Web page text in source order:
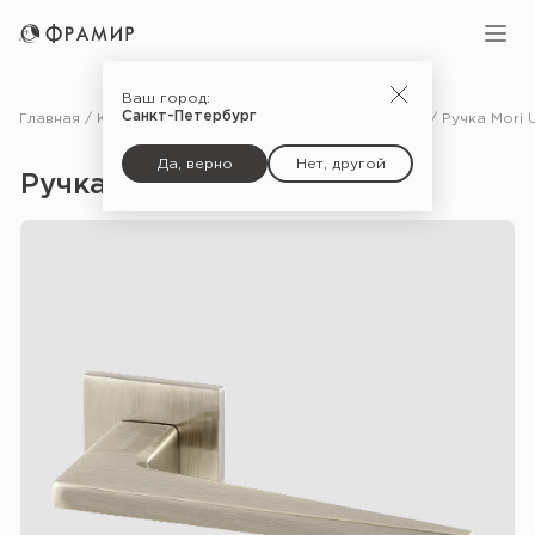
Ваш город:
Санкт-Петербург
Да, верно Нет, другой
Главная Каталог Фурнитура
Ручка Mori USS — SN